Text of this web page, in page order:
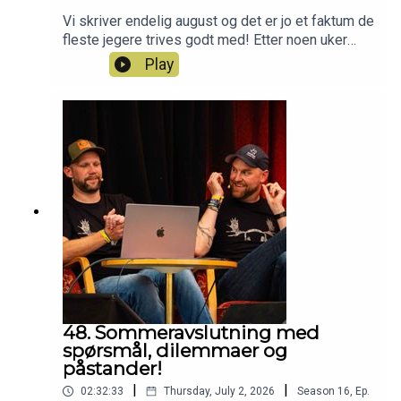
Vi skriver endelig august og det er jo et faktum de
fleste jegere trives godt med! Etter noen uker
med ferie er vi klare for mer podkast og nå er
sesong 17 (!!!) av Jegerpodden i gang. Vi tar en
liten oppsummering på stort å smått siden sist vi
årets jakthøst for vår del.Har du også lyst til å bli
med i Norges beste jaktlag? Da er du velkommen
inn som Patreon her:
https://www.patreon.com/jegerpodden
Play
48. Sommeravslutning med
spørsmål, dilemmaer og
påstander!
02:32:33 Thursday, July 2, 2026 Season 16, Ep.